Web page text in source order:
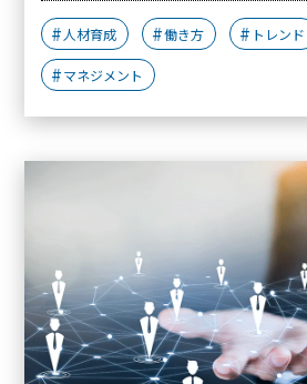
人材育成 働き方 トレンド
マネジメント